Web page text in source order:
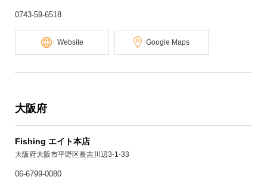
0743-59-6518
Website Google Maps
大阪府
Fishing エイト本店
大阪府大阪市平野区長吉川辺3-1-33
06-6799-0080